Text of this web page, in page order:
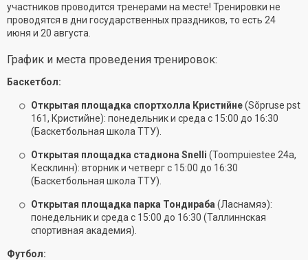
участников проводится тренерами на месте! Тренировки не
проводятся в дни государственных праздников, то есть 24
июня и 20 августа.
График и места проведения тренировок:
Баскетбол:
Открытая площадка спортхолла Кристийне(Sõpruse pst
161, Кристийне): понедельник и среда с 15:00 до 16:30
(Баскетбольная школа ТТУ).
Открытая площадка стадиона Snelli (Toompuiestee 24a,
Кесклинн): вторник и четверг с 15:00 до 16:30
(Баскетбольная школа ТТУ).
Открытая площадка парка Тондираба (Ласнамяэ):
понедельник и среда с 15:00 до 16:30 (Таллиннская
спортивная академия).
Футбол: